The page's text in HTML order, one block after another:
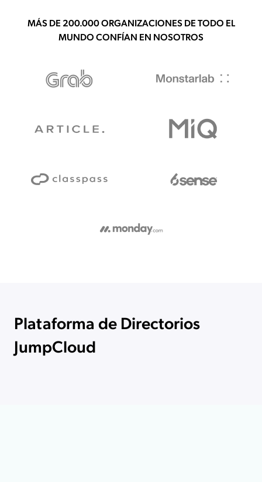
MÁS DE 200.000 ORGANIZACIONES DE TODO EL
MUNDO CONFÍAN EN NOSOTROS
Plataforma de Directorios
JumpCloud